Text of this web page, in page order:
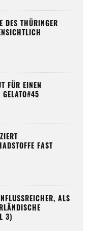
DES THÜRINGER
FÜR EINEN
FAST
ALS
3)